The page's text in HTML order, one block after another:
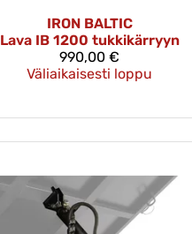
IRON BALTIC
Lava IB 1200 tukkikärryyn
990,00 €
Väliaikaisesti loppu